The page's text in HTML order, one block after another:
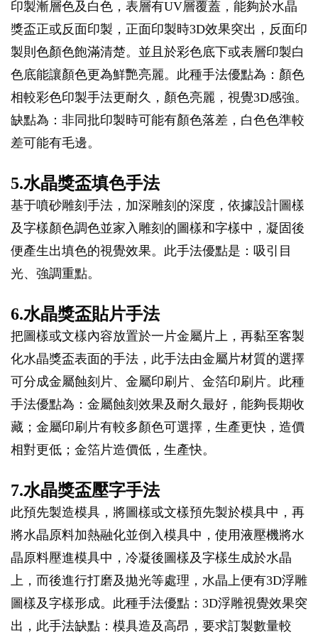
印製漸層色及白色，表層有UV層覆蓋，能夠於水晶
獎盃正或反面印製，正面印製時3D效果突出，反面印
製則色顏色飽滿清楚。並且於彩色底下或表層印製白
色底能讓顏色更為鮮艷亮麗。此種手法優點為：顏色
相較彩色印製手法更耐久，顏色亮麗，視覺3D感強。
缺點為：非同批印製時可能有顏色落差，白色色準較
差可能有毛邊。
5.水晶獎盃填色手法
基于噴砂雕刻手法，加深雕刻的深度，依據設計圖樣
及字樣顏色調色並家入雕刻的圖樣和字樣中，凝固後
便產生出填色的視覺效果。此手法優點是：吸引目
光、強調重點。
6.水晶獎盃貼片手法
把圖樣或文樣內容放置於一片金屬片上，再黏至客製
化水晶獎盃表面的手法，此手法由金屬片材質的選擇
可分成金屬蝕刻片、金屬印刷片、金箔印刷片。此種
手法優點為：金屬蝕刻效果及耐久最好，能夠長期收
藏；金屬印刷片有較多顏色可選擇，生產更快，造價
相對更低；金箔片造價低，生產快。
7.水晶獎盃壓字手法
此預先製造模具，將圖樣或文樣預先製於模具中，再
將水晶原料加熱融化並倒入模具中，使用液壓機將水
晶原料壓進模具中，冷凝後圖樣及字樣生成於水晶
上，而後進行打磨及拋光等處理，水晶上便有3D浮雕
圖樣及字樣形成。此種手法優點：3D浮雕視覺效果突
出，此手法缺點：模具造及高昂，要求訂製數量較